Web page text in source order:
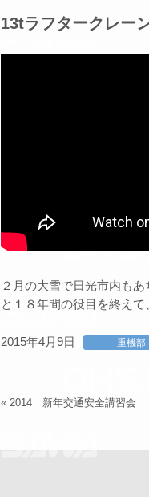
13tラフタークレー
２月の大雪で日光市内も
と１８年間の役目を終えて
2015年4月9日 重機部
« 2014 新年交通安全講習会